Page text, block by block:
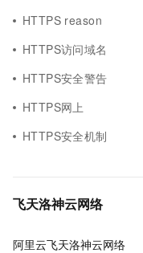
HTTPS reason
HTTPS访问域名
HTTPS安全警告
HTTPS网上
HTTPS安全机制
飞天洛神云网络
阿里云飞天洛神云网络